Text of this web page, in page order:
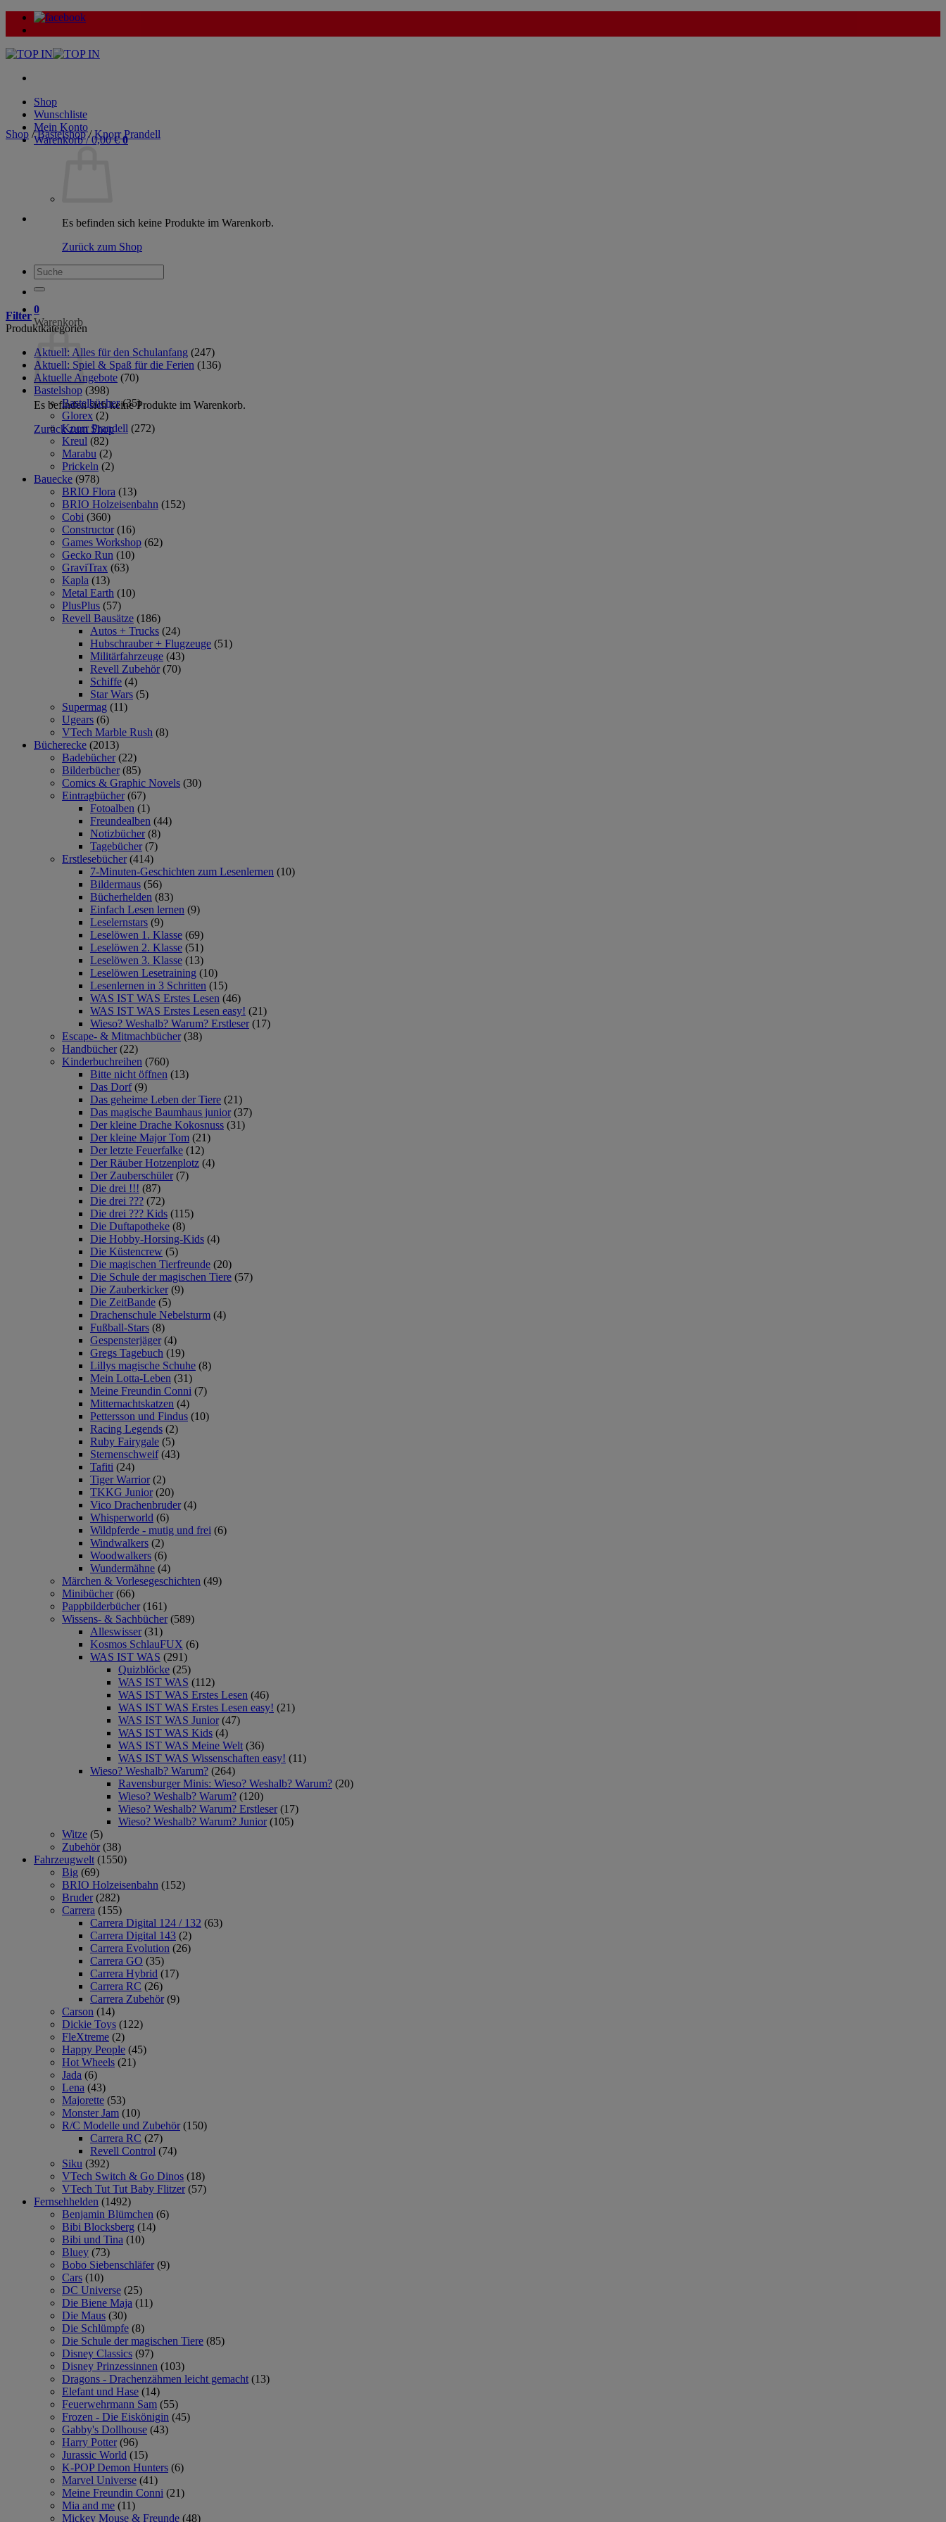
Zum
Inhalt
Shop
Wunschliste
Mein Konto
Warenkorb /0,00€ 0
Es befinden sich keine Produkte im Warenkorb.
Zurück zum Shop
Suche
nach:
0
Warenkorb
Es befinden sich keine Produkte im Warenkorb.
Zurück zum Shop
Shop / Bastelshop / Knorr Prandell
Filter
Produktkategorien
Aktuell: Alles für den Schulanfang (247)
Aktuell: Spiel & Spaß für die Ferien (136)
Aktuelle Angebote (70)
Bastelshop (398)
Bastelbücher (35)
Glorex (2)
Knorr Prandell (272)
Kreul (82)
Marabu (2)
Prickeln (2)
Bauecke (978)
BRIO Flora (13)
BRIO Holzeisenbahn (152)
Cobi (360)
Constructor (16)
Games Workshop (62)
Gecko Run (10)
GraviTrax (63)
Kapla (13)
Metal Earth (10)
PlusPlus (57)
Revell Bausätze (186)
Autos + Trucks (24)
Hubschrauber + Flugzeuge (51)
Militärfahrzeuge (43)
Revell Zubehör (70)
Schiffe (4)
Star Wars (5)
Supermag (11)
Ugears (6)
VTech Marble Rush (8)
Bücherecke (2013)
Badebücher (22)
Bilderbücher (85)
Comics & Graphic Novels (30)
Eintragbücher (67)
Fotoalben (1)
Freundealben (44)
Notizbücher (8)
Tagebücher (7)
Erstlesebücher (414)
7-Minuten-Geschichten zum Lesenlernen (10)
Bildermaus (56)
Bücherhelden (83)
Einfach Lesen lernen (9)
Leselernstars (9)
Leselöwen 1. Klasse (69)
Leselöwen 2. Klasse (51)
Leselöwen 3. Klasse (13)
Leselöwen Lesetraining (10)
Lesenlernen in 3 Schritten (15)
WAS IST WAS Erstes Lesen (46)
WAS IST WAS Erstes Lesen easy! (21)
Wieso? Weshalb? Warum? Erstleser (17)
Escape- & Mitmachbücher (38)
Handbücher (22)
Kinderbuchreihen (760)
Bitte nicht öffnen (13)
Das Dorf (9)
Das geheime Leben der Tiere (21)
Das magische Baumhaus junior (37)
Der kleine Drache Kokosnuss (31)
Der kleine Major Tom (21)
Der letzte Feuerfalke (12)
Der Räuber Hotzenplotz (4)
Der Zauberschüler (7)
Die drei !!! (87)
Die drei ??? (72)
Die drei ??? Kids (115)
Die Duftapotheke (8)
Die Hobby-Horsing-Kids (4)
Die Küstencrew (5)
Die magischen Tierfreunde (20)
Die Schule der magischen Tiere (57)
Die Zauberkicker (9)
Die ZeitBande (5)
Drachenschule Nebelsturm (4)
Fußball-Stars (8)
Gespensterjäger (4)
Gregs Tagebuch (19)
Lillys magische Schuhe (8)
Mein Lotta-Leben (31)
Meine Freundin Conni (7)
Mitternachtskatzen (4)
Pettersson und Findus (10)
Racing Legends (2)
Ruby Fairygale (5)
Sternenschweif (43)
Tafiti (24)
Tiger Warrior (2)
TKKG Junior (20)
Vico Drachenbruder (4)
Whisperworld (6)
Wildpferde - mutig und frei (6)
Windwalkers (2)
Woodwalkers (6)
Wundermähne (4)
Märchen & Vorlesegeschichten (49)
Minibücher (66)
Pappbilderbücher (161)
Wissens- & Sachbücher (589)
Alleswisser (31)
Kosmos SchlauFUX (6)
WAS IST WAS (291)
Quizblöcke (25)
WAS IST WAS (112)
WAS IST WAS Erstes Lesen (46)
WAS IST WAS Erstes Lesen easy! (21)
WAS IST WAS Junior (47)
WAS IST WAS Kids (4)
WAS IST WAS Meine Welt (36)
WAS IST WAS Wissenschaften easy! (11)
Wieso? Weshalb? Warum? (264)
Ravensburger Minis: Wieso? Weshalb? Warum? (20)
Wieso? Weshalb? Warum? (120)
Wieso? Weshalb? Warum? Erstleser (17)
Wieso? Weshalb? Warum? Junior (105)
Witze (5)
Zubehör (38)
Fahrzeugwelt (1550)
Big (69)
BRIO Holzeisenbahn (152)
Bruder (282)
Carrera (155)
Carrera Digital 124 / 132 (63)
Carrera Digital 143 (2)
Carrera Evolution (26)
Carrera GO (35)
Carrera Hybrid (17)
Carrera RC (26)
Carrera Zubehör (9)
Carson (14)
Dickie Toys (122)
FleXtreme (2)
Happy People (45)
Hot Wheels (21)
Jada (6)
Lena (43)
Majorette (53)
Monster Jam (10)
R/C Modelle und Zubehör (150)
Carrera RC (27)
Revell Control (74)
Siku (392)
VTech Switch & Go Dinos (18)
VTech Tut Tut Baby Flitzer (57)
Fernsehhelden (1492)
Benjamin Blümchen (6)
Bibi Blocksberg (14)
Bibi und Tina (10)
Bluey (73)
Bobo Siebenschläfer (9)
Cars (10)
DC Universe (25)
Die Biene Maja (11)
Die Maus (30)
Die Schlümpfe (8)
Die Schule der magischen Tiere (85)
Disney Classics (97)
Disney Prinzessinnen (103)
Dragons - Drachenzähmen leicht gemacht (13)
Elefant und Hase (14)
Feuerwehrmann Sam (55)
Frozen - Die Eiskönigin (45)
Gabby's Dollhouse (43)
Harry Potter (96)
Jurassic World (15)
K-POP Demon Hunters (6)
Marvel Universe (41)
Meine Freundin Conni (21)
Mia and me (11)
Mickey Mouse & Freunde (48)